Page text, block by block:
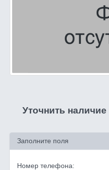
Уточнить
Заполните поля
Номер телефона: